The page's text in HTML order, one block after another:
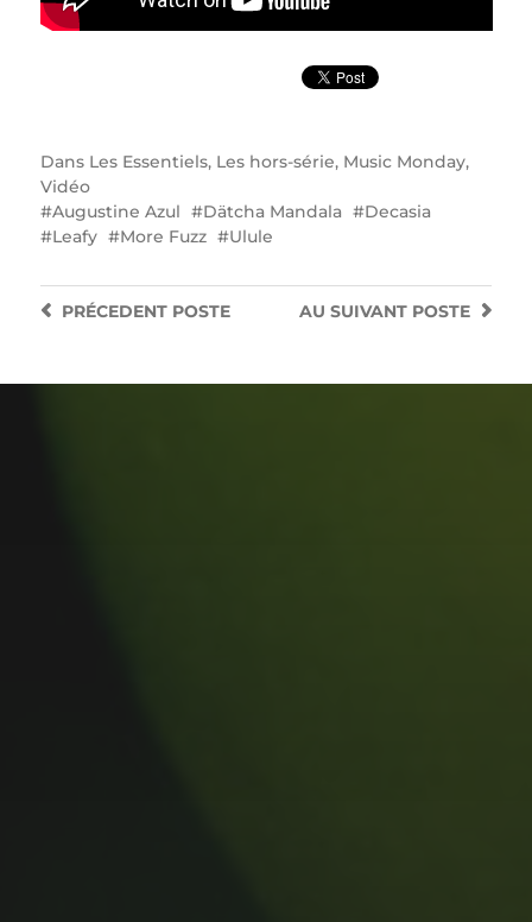
Dans Les Essentiels, Les hors-série, Music Monday,
Vidéo
Augustine Azul
Dätcha Mandala
Decasia
Leafy
More Fuzz Ulule
AU SUIVANT POSTE
PRÉCEDENTPOSTE